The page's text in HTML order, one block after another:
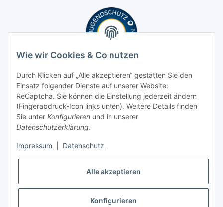
Wie wir Cookies & Co nutzen
Durch Klicken auf „Alle akzeptieren“ gestatten Sie den
Einsatz folgender Dienste auf unserer Website:
ReCaptcha. Sie können die Einstellung jederzeit ändern
(Fingerabdruck-Icon links unten). Weitere Details finden
Sie unter Konfigurieren und in unserer
Datenschutzerklärung.
Impressum Datenschutz
Alle akzeptieren
Konfigurieren